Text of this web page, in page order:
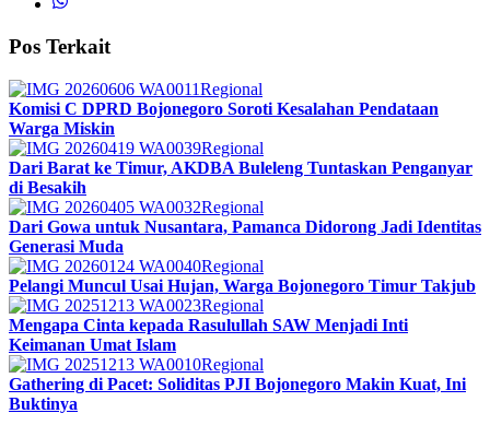
Pos Terkait
Regional
Komisi C DPRD Bojonegoro Soroti Kesalahan Pendataan
Warga Miskin
Regional
Dari Barat ke Timur, AKDBA Buleleng Tuntaskan Penganyar
di Besakih
Regional
Dari Gowa untuk Nusantara, Pamanca Didorong Jadi Identitas
Generasi Muda
Regional
Pelangi Muncul Usai Hujan, Warga Bojonegoro Timur Takjub
Regional
Mengapa Cinta kepada Rasulullah SAW Menjadi Inti
Keimanan Umat Islam
Regional
Gathering di Pacet: Soliditas PJI Bojonegoro Makin Kuat, Ini
Buktinya